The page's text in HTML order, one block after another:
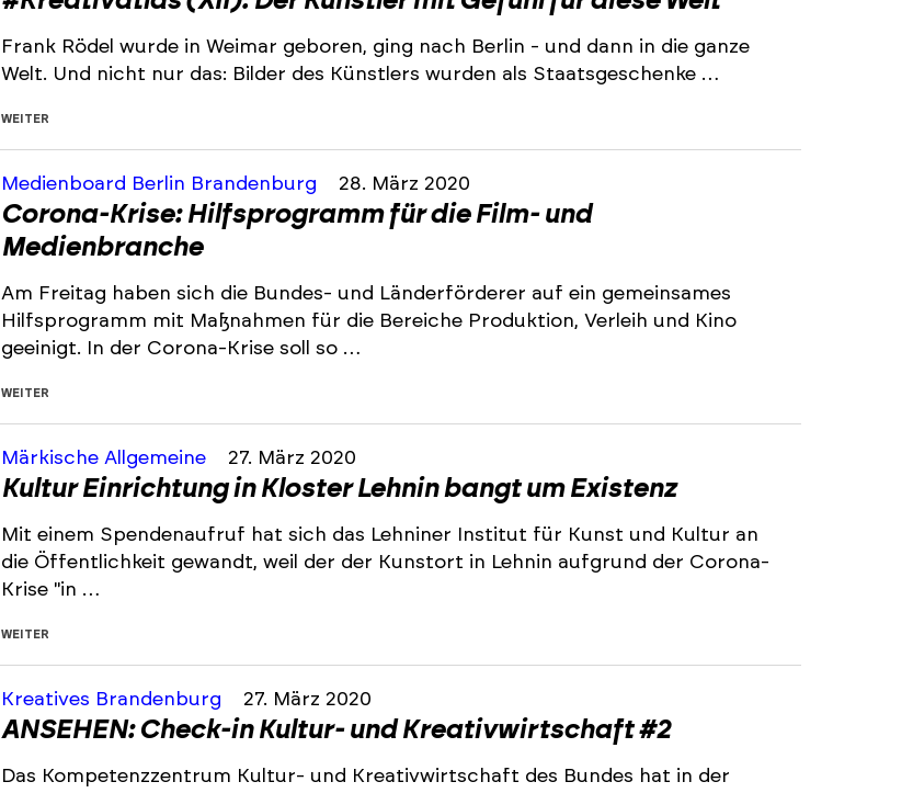
Frank Rödel wurde in Weimar geboren, ging nach Berlin - und dann in die ganze
Welt. Und nicht nur das: Bilder des Künstlers wurden als Staatsgeschenke …
WEITER
Medienboard Berlin Brandenburg 28. März 2020
Corona-Krise: Hilfsprogramm für die Film- und
Medienbranche
Am Freitag haben sich die Bundes- und Länderförderer auf ein gemeinsames
Hilfsprogramm mit Maßnahmen für die Bereiche Produktion, Verleih und Kino
geeinigt. In der Corona-Krise soll so …
WEITER
Märkische Allgemeine 27. März 2020
Kultur Einrichtung in Kloster Lehnin bangt um Existenz
Mit einem Spendenaufruf hat sich das Lehniner Institut für Kunst und Kultur an
die Öffentlichkeit gewandt, weil der der Kunstort in Lehnin aufgrund der Corona-
Krise "in …
WEITER
Kreatives Brandenburg 27. März 2020
ANSEHEN: Check-in Kultur- und Kreativwirtschaft #2
Das Kompetenzzentrum Kultur- und Kreativwirtschaft des Bundes hat in der